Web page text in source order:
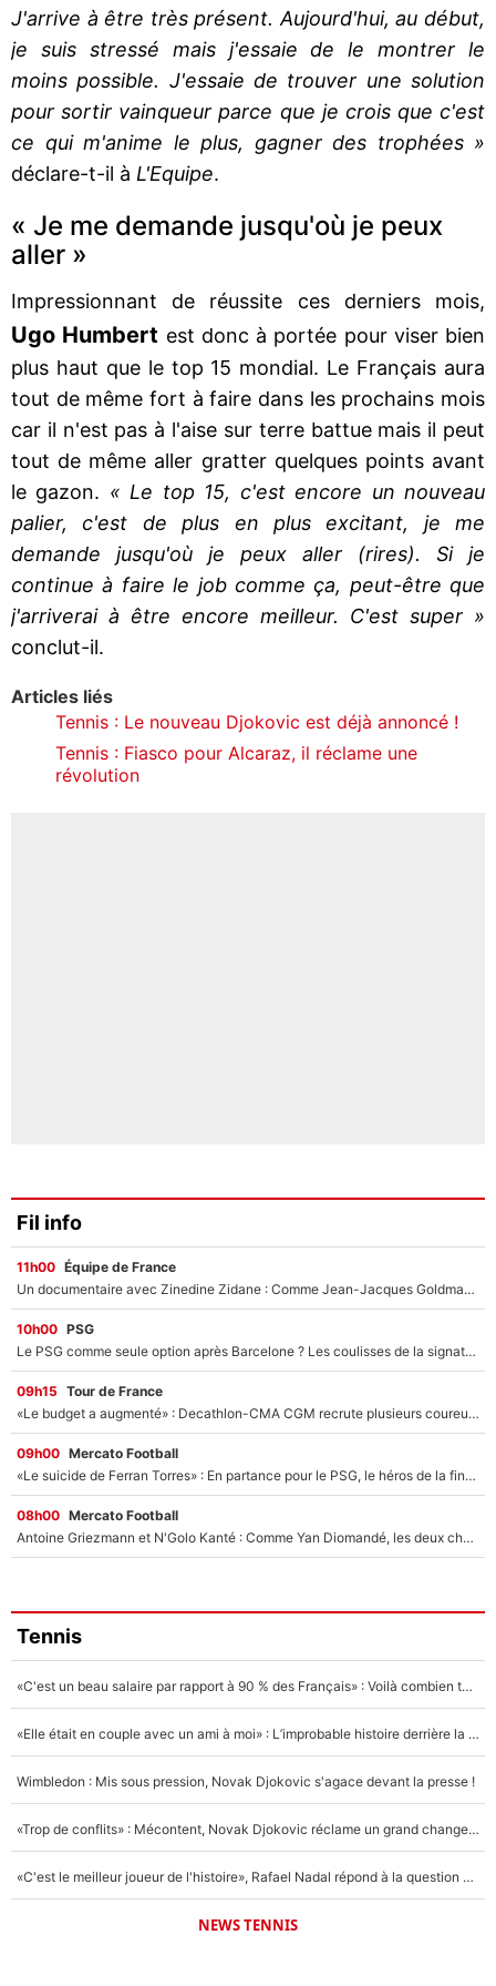
J'arrive à être très présent. Aujourd'hui, au début,
je suis stressé mais j'essaie de le montrer le
moins possible. J'essaie de trouver une solution
pour sortir vainqueur parce que je crois que c'est
ce qui m'anime le plus, gagner des trophées »
déclare-t-il à L'Equipe.
« Je me demande jusqu'où je peux
aller »
Impressionnant de réussite ces derniers mois,
Ugo Humbert est donc à portée pour viser bien
plus haut que le top 15 mondial. Le Français aura
tout de même fort à faire dans les prochains mois
car il n'est pas à l'aise sur terre battue mais il peut
tout de même aller gratter quelques points avant
le gazon. « Le top 15, c'est encore un nouveau
palier, c'est de plus en plus excitant, je me
demande jusqu'où je peux aller (rires). Si je
continue à faire le job comme ça, peut-être que
j'arriverai à être encore meilleur. C'est super »
conclut-il.
Articles liés
Tennis : Le nouveau Djokovic est déjà annoncé !
Tennis : Fiasco pour Alcaraz, il réclame une
révolution
Fil info
11h00 Équipe de France
Un documentaire avec Zinedine Zidane : Comme Jean-Jacques Goldman et Mylène Farmer, le nouveau sélectionneur de l'équipe de France a recalé une journaliste très connue
10h00 PSG
Le PSG comme seule option après Barcelone ? Les coulisses de la signature historique de Lionel Messi sont révélées au grand jour !
09h15 Tour de France
«Le budget a augmenté» : Decathlon-CMA CGM recrute plusieurs coureurs pour offrir à Paul Seixas une équipe pour gagner le Tour de France 2027
09h00 Mercato Football
«Le suicide de Ferran Torres» : En partance pour le PSG, le héros de la finale de la Coupe du monde s'attire les foudres de la presse espagnole !
08h00 Mercato Football
Antoine Griezmann et N'Golo Kanté : Comme Yan Diomandé, les deux champions du monde ont refusé de signer au PSG !
Tennis
«C'est un beau salaire par rapport à 90 % des Français» : Voilà combien touchait Nelson Monfort sur France Télévisions avant de rejoindre CNews
«Elle était en couple avec un ami à moi» : L’improbable histoire derrière la «seule relation longue» de Novak Djokovic
Wimbledon : Mis sous pression, Novak Djokovic s'agace devant la presse !
«Trop de conflits» : Mécontent, Novak Djokovic réclame un grand changement !
«C'est le meilleur joueur de l'histoire», Rafael Nadal répond à la question que tout le monde se pose !
NEWS TENNIS